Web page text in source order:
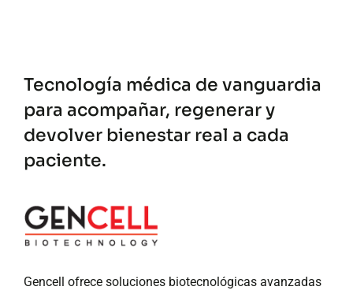
Tecnología médica de vanguardia
para acompañar, regenerar y
devolver bienestar real a cada
paciente.
Gencell ofrece soluciones biotecnológicas avanzadas